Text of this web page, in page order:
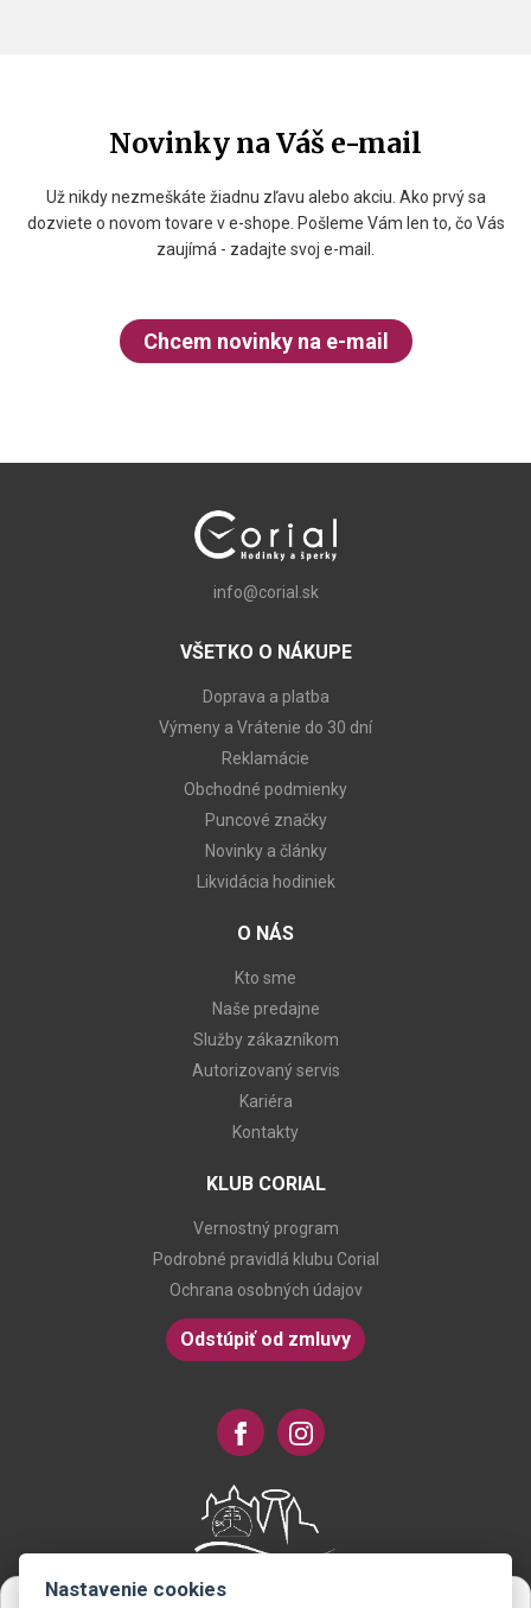
Novinky na Váš e-mail
Už nikdy nezmeškáte žiadnu zľavu alebo akciu. Ako prvý sa
dozviete o novom tovare v e-shope. Pošleme Vám len to, čo Vás
zaujímá - zadajte svoj e-mail.
Chcem novinky na e-mail
info@corial.sk
VŠETKO O NÁKUPE
Doprava a platba
Výmeny a Vrátenie do 30 dní
Reklamácie
Obchodné podmienky
Puncové značky
Novinky a články
Likvidácia hodiniek
O NÁS
Kto sme
Naše predajne
Služby zákazníkom
Autorizovaný servis
Kariéra
Kontakty
KLUB CORIAL
Vernostný program
Podrobné pravidlá klubu Corial
Ochrana osobných údajov
Odstúpiť od zmluvy
Nastavenie cookies